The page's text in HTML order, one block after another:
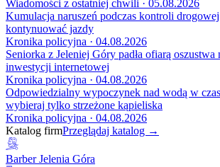
Wiadomości z ostatniej chwili · 05.08.2026
Kumulacja naruszeń podczas kontroli
kontynuować jazdy
Kronika policyjna · 04.08.2026
Seniorka z Jeleniej Góry padła ofiarą oszustwa
inwestycji internetowej
Kronika policyjna · 04.08.2026
Odpowiedzialny wypoczynek nad wodą w
wybieraj tylko strzeżone kąpieliska
Kronika policyjna · 04.08.2026
Katalog firmPrzeglądaj katalog →
Barber Jelenia Góra